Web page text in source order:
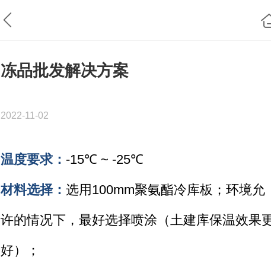
冻品批发解决方案
2022-11-02
温度要求： -15℃ ~ -25℃
材料选择： 选用100mm聚氨酯冷库板；环境允
许的情况下，最好选择喷涂（土建库保温效果
好）；